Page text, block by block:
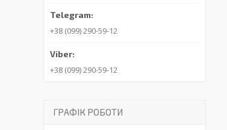
+38 (099) 290-59-12
+38 (099) 290-59-12
ГРАФІК РОБОТИ